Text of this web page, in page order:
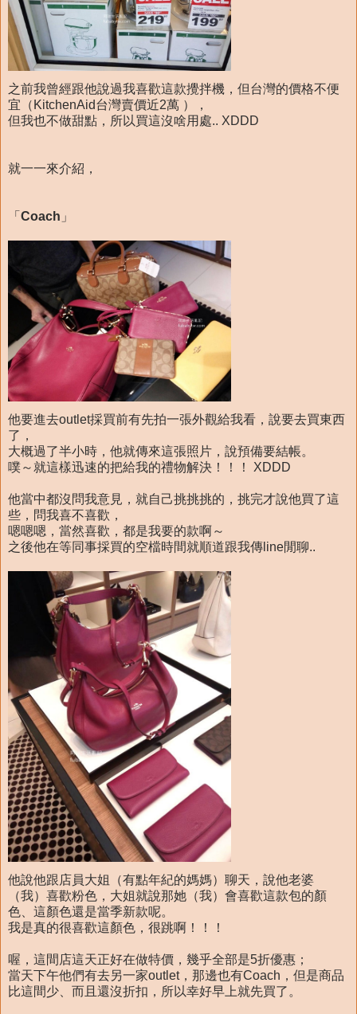
之前我曾經跟他說過我喜歡這款攪拌機，但台灣的價格不便
宜（KitchenAid台灣賣價近2萬 ），
但我也不做甜點，所以買這沒啥用處.. XDDD
就一一來介紹，
「 Coach 」
他要進去outlet採買前有先拍一張外觀給我看，說要去買東西
了，
大概過了半小時，他就傳來這張照片，說預備要結帳。
噗～就這樣迅速的把給我的禮物解決！！！ XDDD
他當中都沒問我意見，就自己挑挑挑的，挑完才說他買了這
些，問我喜不喜歡，
嗯嗯嗯，當然喜歡，都是我要的款啊～
之後他在等同事採買的空檔時間就順道跟我傳line閒聊..
他說他跟店員大姐（有點年紀的媽媽）聊天，說他老婆
（我）喜歡粉色，大姐就說那她（我）會喜歡這款包的顏
色、這顏色還是當季新款呢。
我是真的很喜歡這顏色，很跳啊！！！
喔，這間店這天正好在做特價，幾乎全部是5折優惠；
當天下午他們有去另一家outlet，那邊也有Coach，但是商品
比這間少、而且還沒折扣，所以幸好早上就先買了。